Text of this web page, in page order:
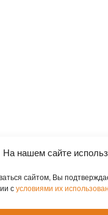
На нашем сайте
сайтом, Вы
сусловиями их